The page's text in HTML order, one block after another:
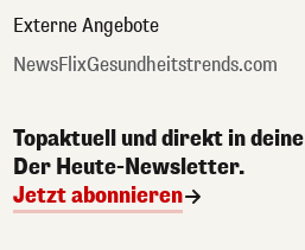
Externe Angebote
NewsFlixGesundheitstrends.com
Topaktuell und direkt in
Der Heute-Newsletter.
Jetzt abonnieren